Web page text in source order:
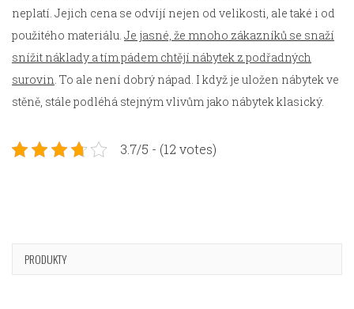
neplatí. Jejich cena se odvíjí nejen od velikosti, ale také i od
použitého materiálu. Je jasné, že mnoho zákazníků se snaží
snížit náklady a tím pádem chtějí nábytek z podřadných
surovin. To ale není dobrý nápad. I když je uložen nábytek ve
stěně, stále podléhá stejným vlivům jako nábytek klasický.
3.7/5 - (12 votes)
PRODUKTY